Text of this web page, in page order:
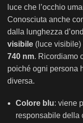
luce che l’occhio
Conosciuta anche
dalla lunghezza
visibile (luce visibile)
740 nm. Ricordiamo
poiché ogni persona
diversa.
Colore blu: viene
responsabile della